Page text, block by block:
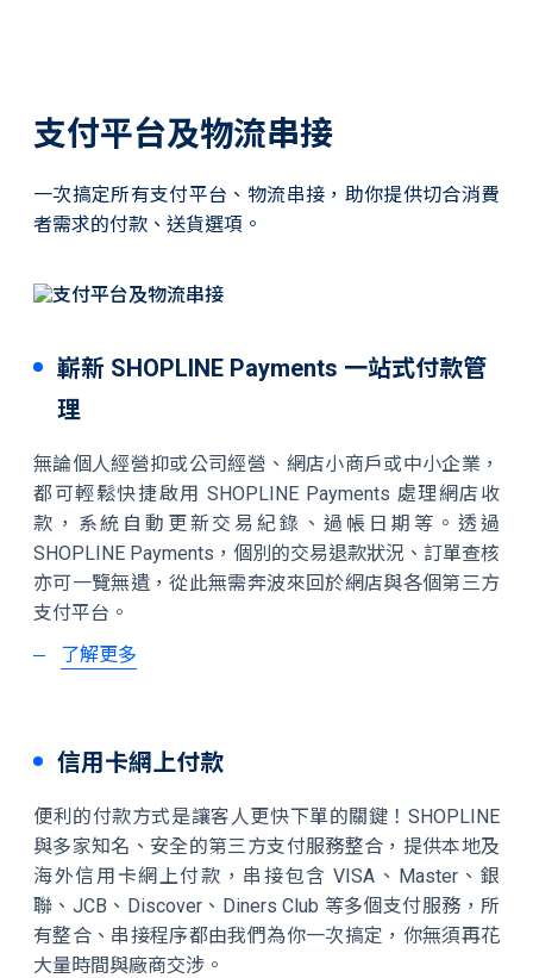
支付平台及物流串接
一次搞定所有支付平台、物流串接，助你提供切合消費
者需求的付款、送貨選項。
嶄新 SHOPLINE Payments 一站式付款管
理
無論個人經營抑或公司經營、網店小商戶或中小企業，
都可輕鬆快捷啟用 SHOPLINE Payments 處理網店收
款，系統自動更新交易紀錄、過帳日期等。透過
SHOPLINE Payments，個別的交易退款狀況、訂單查核
亦可一覽無遺，從此無需奔波來回於網店與各個第三方
支付平台。
了解更多
信用卡網上付款
便利的付款方式是讓客人更快下單的關鍵！SHOPLINE
與多家知名、安全的第三⽅支付服務整合，提供本地及
海外信用卡網上付款，串接包含 VISA、Master、銀
聯、JCB、Discover、Diners Club 等多個支付服務，所
有整合、串接程序都由我們為你一次搞定，你無須再花
大量時間與廠商交涉。